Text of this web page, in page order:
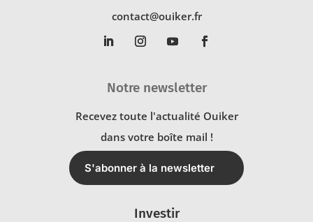
contact@ouiker.fr
Notre newsletter
Recevez toute l'actualité Ouiker
dans votre boîte mail !
S'abonner à la newsletter
Investir